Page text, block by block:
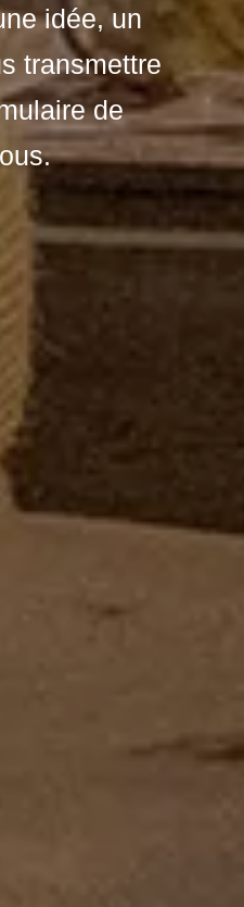
idée, un
transmettre
de